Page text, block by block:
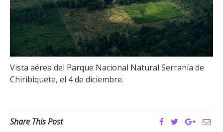
Vista aérea del Parque Nacional Natural Serranía de
Chiribiquete, el 4 de diciembre.
Share This Post